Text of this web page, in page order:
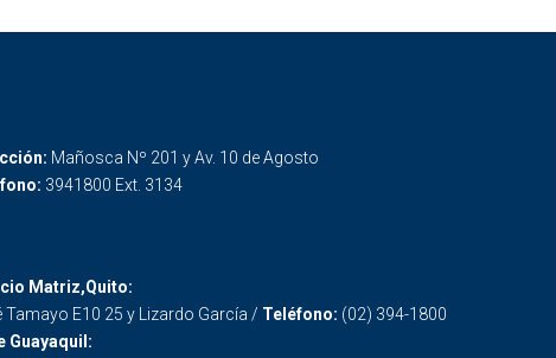
Mañosca Nº 201 y Av. 10 de Agosto
3941800 Ext. 3134
Matriz,Quito:
Tamayo E10 25 y Lizardo García / Teléfono: (02) 394-1800
Guayaquil: